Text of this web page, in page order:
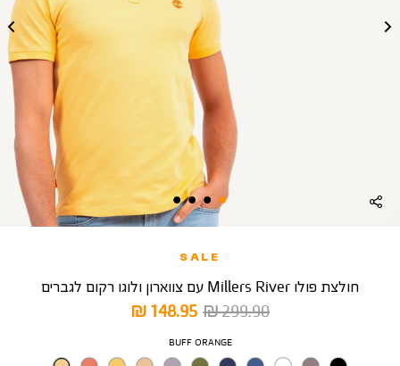
SALE
חולצת פולו Millers River עם צווארון ולוגו רקום לגברים
מחיר
מוצר
148.95 ₪
מחיר
299.90 ₪
צבע
BUFF ORANGE